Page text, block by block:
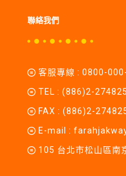
聯絡我們
客服專線 : 0800-
TEL : (886)2-
FAX : (886)2-
E-mail :
105 台北市松山區南